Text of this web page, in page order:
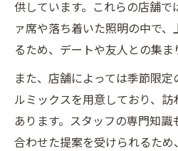
供しています。これらの店舗で
ァ席や落ち着いた照明の中で
るため、デートや友人との集ま
また、店舗によっては季節限
ルミックスを用意しており、
あります。スタッフの専門知
合わせた提案を受けられるた